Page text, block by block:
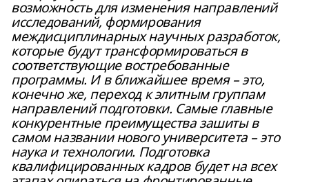
возможность для изменения направлений
исследований, формирования
междисциплинарных научных разработок,
которые будут трансформироваться в
соответствующие востребованные
программы. И в ближайшее время – это,
конечно же, переход к элитным группам
направлений подготовки. Самые главные
конкурентные преимущества зашиты в
самом названии нового университета – это
наука и технологии. Подготовка
квалифицированных кадров будет на всех